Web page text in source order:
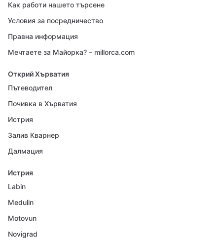
Как работи нашето търсене
Условия за посредничество
Правна информация
Мечтаете за Майорка? – millorca.com
Открий Хърватия
Пътеводител
Почивка в Хърватия
Истрия
Залив Кварнер
Далмация
Истрия
Labin
Medulin
Motovun
Novigrad